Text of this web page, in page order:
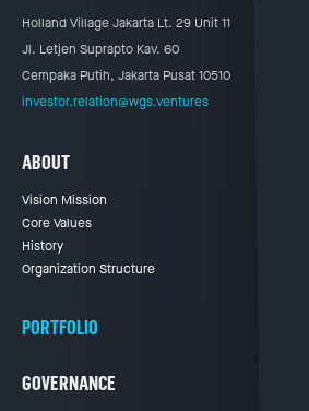
Holland Village Jakarta Lt. 29 Unit 11
Jl. Letjen Suprapto Kav. 60
Cempaka Putih, Jakarta Pusat 10510
investor.relation@wgs.ventures
ABOUT
Vision Mission
Core Values
History
Organization Structure
PORTFOLIO
GOVERNANCE